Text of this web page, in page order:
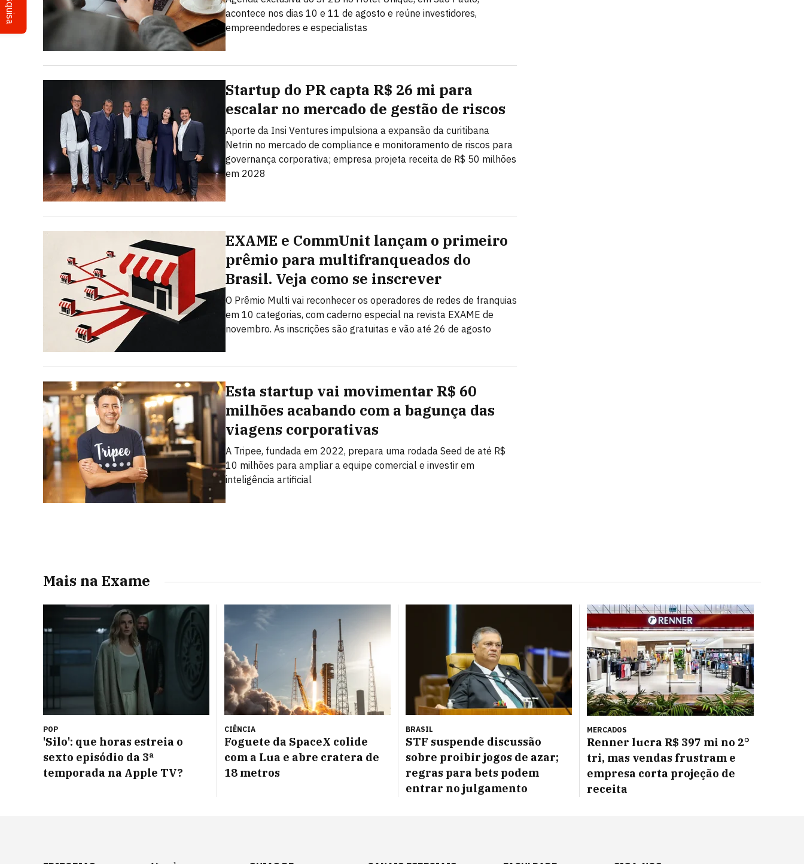
acontece nos dias 10 e 11 de agosto e reúne investidores,
empreendedores e especialistas
Startup do PR capta R$ 26 mi para
escalar no mercado de gestão de riscos
Aporte da Insi Ventures impulsiona a expansão da curitibana
Netrin no mercado de compliance e monitoramento de riscos para
governança corporativa; empresa projeta receita de R$ 50 milhões
em 2028
EXAME e CommUnit lançam o primeiro
prêmio para multifranqueados do
Brasil. Veja como se inscrever
O Prêmio Multi vai reconhecer os operadores de redes de franquias
em 10 categorias, com caderno especial na revista EXAME de
novembro. As inscrições são gratuitas e vão até 26 de agosto
Esta startup vai movimentar R$ 60
milhões acabando com a bagunça das
viagens corporativas
A Tripee, fundada em 2022, prepara uma rodada Seed de até R$
10 milhões para ampliar a equipe comercial e investir em
inteligência artificial
Mais na Exame
POP
'Silo': que horas estreia o
sexto episódio da 3ª
temporada na Apple TV?
CIÊNCIA
Foguete da SpaceX colide
com a Lua e abre cratera de
18 metros
BRASIL
STF suspende discussão
sobre proibir jogos de azar;
regras para bets podem
entrar no julgamento
MERCADOS
Renner lucra R$ 397 mi no 2°
tri, mas vendas frustram e
empresa corta projeção de
receita